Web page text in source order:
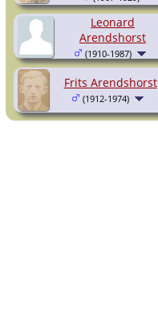
Leonard
Arendshorst
(1910-1987)
Frits Arendshorst
(1912-1974)